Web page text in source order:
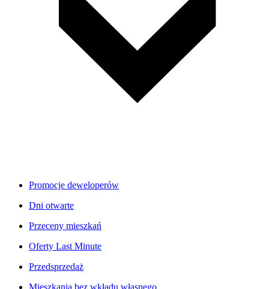
Promocje deweloperów
Dni otwarte
Przeceny mieszkań
Oferty Last Minute
Przedsprzedaż